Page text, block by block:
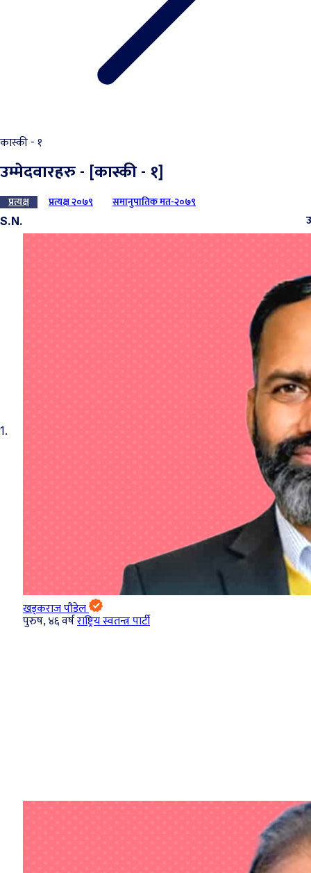
कास्की - १
उम्मेदवारहरु - [कास्की - १]
प्रत्यक्ष प्रत्यक्ष २०७९ समानुपातिक मत-२०७९
S.N.
1.
खड्कराज पौडेल
पुरुष, ४६ वर्षराष्ट्रिय स्वतन्त्र पार्टी